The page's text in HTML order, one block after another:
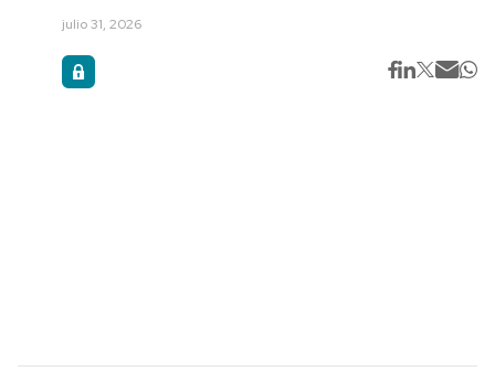
julio 31, 2026